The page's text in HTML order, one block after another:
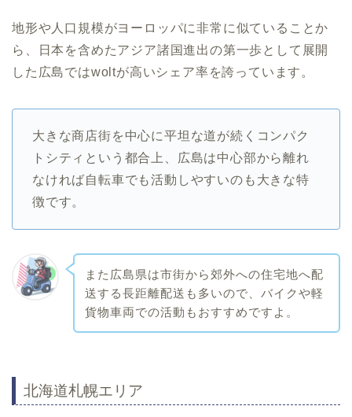
地形や人口規模がヨーロッパに非常に似ていることか
ら、日本を含めたアジア諸国進出の第一歩として展開
した広島ではwoltが高いシェア率を誇っています。
大きな商店街を中心に平坦な道が続くコンパク
トシティという都合上、広島は中心部から離れ
なければ自転車でも活動しやすいのも大きな特
徴です。
また広島県は市街から郊外への住宅地へ配
送する長距離配送も多いので、バイクや軽
貨物車両での活動もおすすめですよ。
北海道札幌エリア